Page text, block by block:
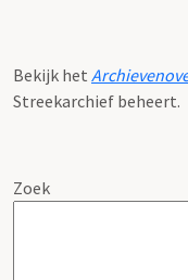
Bekijk het
Streekarchief beheert.
Zoek